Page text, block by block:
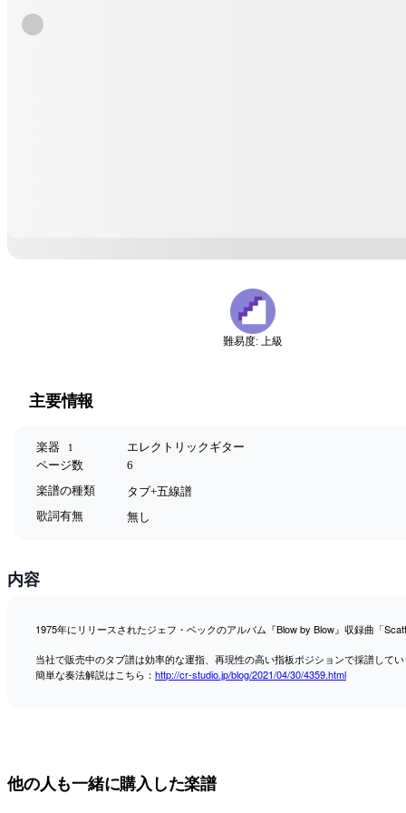
難易度: 上級
主要情報
楽器 1
エレクトリックギター
ページ数
6
楽譜の種類
タブ+五線譜
歌詞有無
無し
内容
1975年にリリースされたジェフ・ベックのアルバム『Blow by Blow』収録曲「
当社で販売中のタブ譜は効率的な運指、再現性の高い指板ポジションで採譜して
簡単な奏法解説はこちら： http://cr-studio.jp/blog/2021/04/30/4359.html
他の人も一緒に購入した楽譜